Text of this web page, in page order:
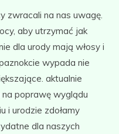
zwracali na nas uwagę.
aby utrzymać jak
dla urody mają włosy i
wypada nie
aktualnie
poprawę wyglądu
i urodzie zdołamy
dla naszych